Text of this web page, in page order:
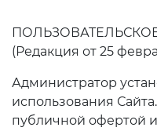
(Редакция от 25
Администратор
использования
публичной офертой